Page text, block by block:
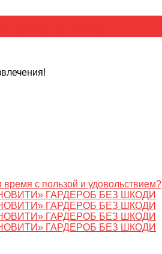
с пользой и удовольствием?
ГАРДЕРОБ БЕЗ ШКОДИ
ГАРДЕРОБ БЕЗ ШКОДИ
ГАРДЕРОБ БЕЗ ШКОДИ
ГАРДЕРОБ БЕЗ ШКОДИ